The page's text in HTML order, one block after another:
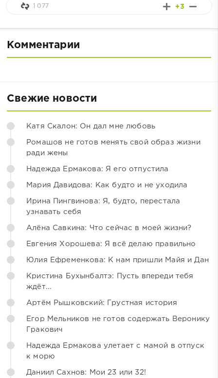
+3
1 077
Комментарии
Свежие новости
Катя Скалон: Он дал мне любовь
Ромашов не готов менять свой образ жизни
ради жены
Надежда Ермакова: Я его отпустила
Мария Давидова: Как будто и не уходила
Ирина Пингвинова: Я, будто, перестала
узнавать себя
Алёна Савкина: Что сейчас в моей жизни?
Евгения Хорошева: Я всё делаю правильно
Юлия Ефременкова: К нам пришли Майя и Дан
Кристина Бухынбалтэ: Пусть впереди тебя
ждёт...
Артём Рышковский: Грустная история
Егор Мельников не готов содержать Веронику
Гракович
Надежда Ермакова улетает с мамой в отпуск
к морю
Даниил Сахнов: Мои 23 или 32!